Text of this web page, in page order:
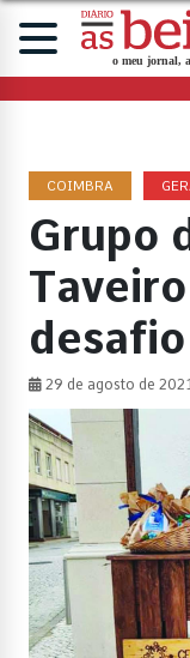
COIMBRA
Grupo
desafio
29 de agosto de